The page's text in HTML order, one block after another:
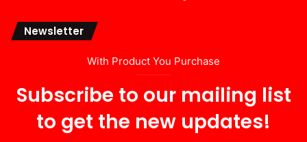
Newsletter
With Product You Purchase
Subscribe to our mailing list
to get the new updates!